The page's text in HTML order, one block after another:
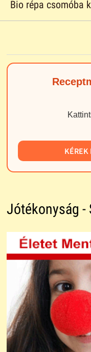
Bio répa csomóba
KÉREK
Jótékonyság -